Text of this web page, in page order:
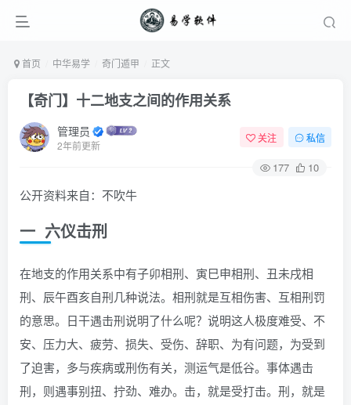
首页 中华易学 奇门遁甲 正文
【奇门】十二地支之间的作用关系
管理员
2年前更新
关注 私信
177 10
公开资料来自：不吹牛
一 六仪击刑
在地支的作用关系中有子卯相刑、寅巳申相刑、丑未戌相
刑、辰午酉亥自刑几种说法。相刑就是互相伤害、互相刑罚
的意思。日干遇击刑说明了什么呢？说明这人极度难受、不
安、压力大、疲劳、损失、受伤、辞职、为有问题，为受到
了迫害，多与疾病或刑伤有关，测运气是低谷。事体遇击
刑，则遇事别扭、拧劲、难办。击，就是受打击。刑，就是